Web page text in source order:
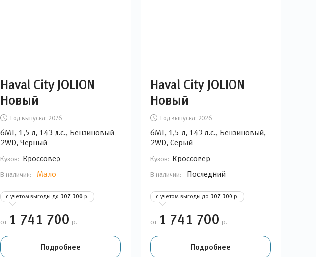
Haval City JOLION
Новый
Год выпуска: 2026
6МТ, 1,5 л, 143 л.с., Бензиновый,
2WD, Черный
Кузов: Кроссовер
В наличии: Мало
с учетом выгоды до 307 300 р.
от 1 741 700 р.
Подробнее
Haval City JOLION
Новый
Год выпуска: 2026
6МТ, 1,5 л, 143 л.с., Бензиновый,
2WD, Серый
Кузов: Кроссовер
В наличии: Последний
с учетом выгоды до 307 300 р.
от 1 741 700 р.
Подробнее